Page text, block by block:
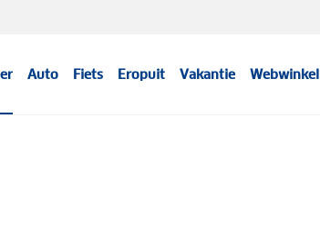
Auto Fiets Eropuit Vakantie Webwinkel